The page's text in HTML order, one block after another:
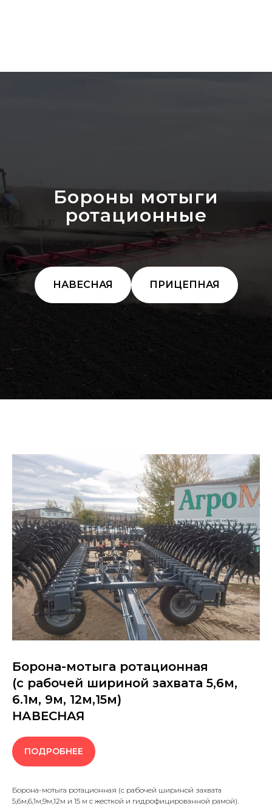
Бороны мотыги
ротационные
НАВЕСНАЯ ПРИЦЕПНАЯ
Борона-мотыга ротационная
(с рабочей шириной захвата 5,6м,
6.1м, 9м, 12м,15м)
НАВЕСНАЯ
ПОДРОБНЕЕ
Борона-мотыга ротационная (с рабочей шириной захвата
5,6м,6,1м,9м,12м и 15 м с жесткой и гидрофицированной рамой).